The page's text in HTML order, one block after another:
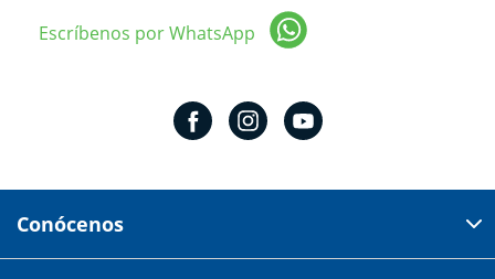
Escríbenos por WhatsApp
Conócenos